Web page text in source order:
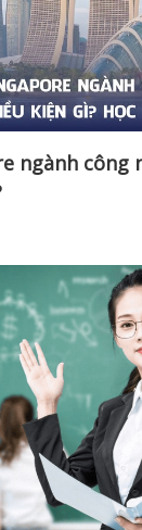
ngành công